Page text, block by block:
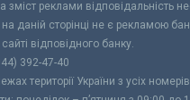
зміст реклами відповідальність
на даній сторінці не є рекламою
відповідного банку.
392-47-40
території України з усіх